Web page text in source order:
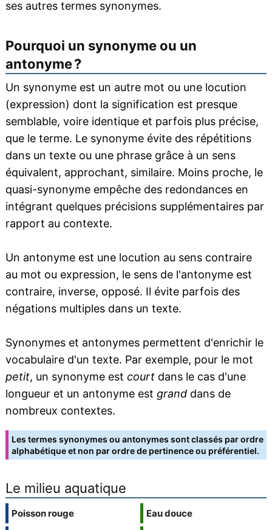
ses autres termes synonymes.
Pourquoi un synonyme ou un
antonyme ?
Un synonyme est un autre mot ou une locution
(expression) dont la signification est presque
semblable, voire identique et parfois plus précise,
que le terme. Le synonyme évite des répétitions
dans un texte ou une phrase grâce à un sens
équivalent, approchant, similaire. Moins proche, le
quasi-synonyme empêche des redondances en
intégrant quelques précisions supplémentaires par
rapport au contexte.
Un antonyme est une locution au sens contraire
au mot ou expression, le sens de l'antonyme est
contraire, inverse, opposé. Il évite parfois des
négations multiples dans un texte.
Synonymes et antonymes permettent d'enrichir le
vocabulaire d'un texte. Par exemple, pour le mot
petit, un synonyme est courtdans le cas d'une
longueur et un antonyme est granddans de
nombreux contextes.
Les termes synonymes ou antonymes sont classés par ordre
alphabétique et non par ordre de pertinence ou préférentiel.
Le milieu aquatique
Poisson rouge
Eau douce